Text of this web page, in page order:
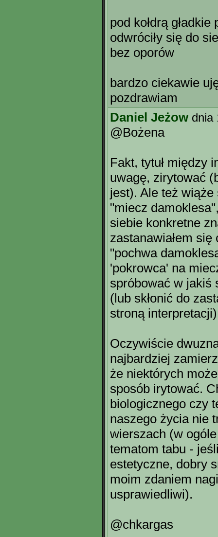
pod kołdrą
odwróciły się do
bez oporów
bardzo ciekawie
pozdrawiam
Daniel Jeżow dnia
@Bożena
Fakt, tytuł między
uwagę, zirytować
jest). Ale też
"miecz
siebie konkretne
zastanawiałem się
"pochwa
'pokrowca' na
spróbować w jakiś
(lub skłonić do
stroną
Oczywiście
najbardziej
że niektórych
sposób irytować.
biologicznego czy
naszego życia nie
wierszach (w
tematom tabu -
estetyczne, dobry
moim zdaniem
usprawiedliwi).
@chkargas